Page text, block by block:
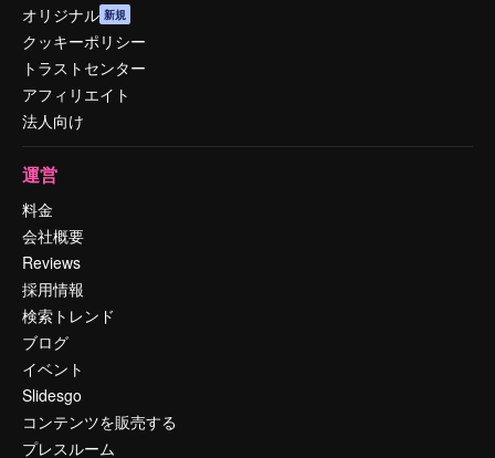
オリジナル 新規
クッキーポリシー
トラストセンター
アフィリエイト
法人向け
運営
料金
会社概要
Reviews
採用情報
検索トレンド
ブログ
イベント
Slidesgo
コンテンツを販売する
プレスルーム